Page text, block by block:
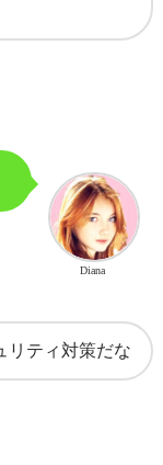
Diana
リティ対策だな